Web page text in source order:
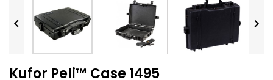
 
Kufor Peli™ Case 1495